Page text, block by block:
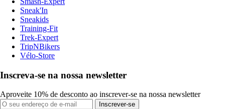
Sneak'In
Sneakids
Training-Fit
Trek-Expert
TripNBikers
Vélo-Store
Inscreva-se na nossa newsletter
Aproveite 10% de desconto ao inscrever-se na nossa newsletter
Inscrever-se